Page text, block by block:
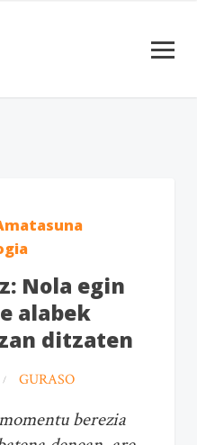
Nola egin
alabek
ditzaten
GURASO
berezia